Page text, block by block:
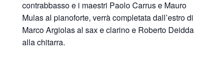
contrabbasso e i maestri Paolo Carrus e Mauro
Mulas al pianoforte, verrà completata dall’estro di
Marco Argiolas al sax e clarino e Roberto Deidda
alla chitarra.